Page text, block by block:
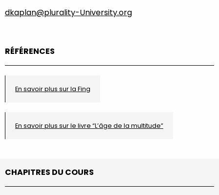
dkaplan@plurality-University.org
RÉFÉRENCES
En savoir plus sur la Fing
En savoir plus sur le livre “L’âge de la multitude”
CHAPITRES DU COURS